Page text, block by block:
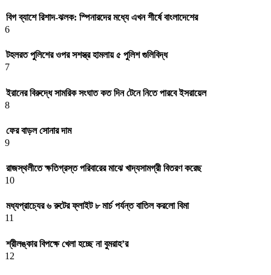
বিগ ব্যাশে রিশাদ-ঝলক: স্পিনারদের মধ্যে এখন শীর্ষে বাংলাদেশের
6
টহলরত পুলিশের ওপর সশস্ত্র হামলায় ৫ পুলিশ গুলিবিদ্ধ
7
ইরানের বিরুদ্ধে সামরিক সংঘাত কত দিন টেনে নিতে পারবে ইসরায়েল
8
ফের বাড়ল সোনার দাম
9
রাজস্থলীতে ক্ষতিগ্রস্ত পরিবারের মাঝে খাদ্যসামগ্রী বিতরণ করেছ
10
মধ্যপ্রাচ্যের ৬ রুটের ফ্লাইট ৮ মার্চ পর্যন্ত বাতিল করলো বিমা
11
শ্রীলঙ্কার বিপক্ষে খেলা হচ্ছে না বুমরাহ’র
12